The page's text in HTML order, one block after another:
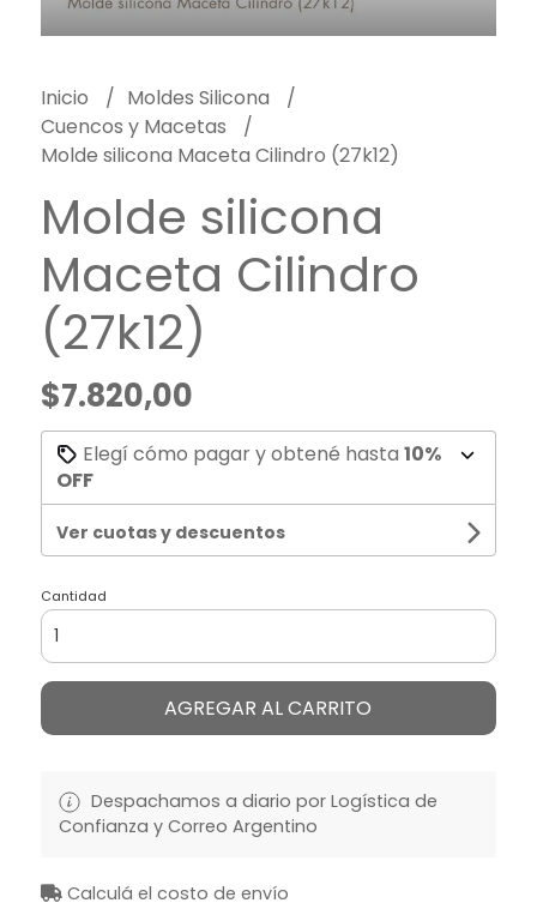
Inicio
Moldes Silicona
Cuencos y Macetas
Molde silicona Maceta Cilindro (27k12)
Molde silicona
Maceta Cilindro
(27k12)
$7.820,00
Elegí cómo pagar y obtené hasta 10%
OFF
Ver cuotas y descuentos
Cantidad
AGREGAR AL CARRITO
Despachamos a diario por Logística de
Confianza y Correo Argentino
Calculá el costo de envío